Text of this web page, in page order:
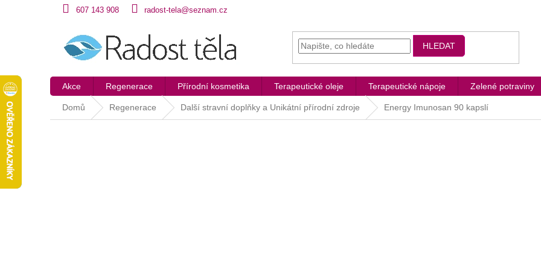
607 143 908 radost-tela@seznam.cz
HLEDAT
Akce Regenerace Přírodní kosmetika Terapeutické oleje Terapeutické nápoje Zelené potraviny
Domů Regenerace Další stravní doplňky a Unikátní přírodní zdroje Energy Imunosan 90 kapslí